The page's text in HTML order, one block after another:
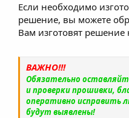
эксплуатации и
топлива.
Если необходимо
решение, вы можете
Вам изготовят
ВАЖНО!!!
Обязательно
и проверки прошивки,
оперативно исправить
будут выявлены!